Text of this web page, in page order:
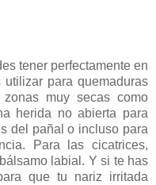
tener perfectamente en
para quemaduras
muy secas como
herida no abierta para
del pañal o incluso para
Para las cicatrices,
labial. Y si te has
que tu nariz irritada